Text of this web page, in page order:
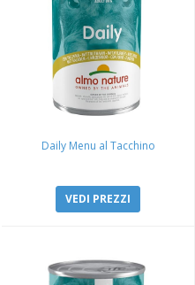
Daily Menu al Tacchino
VEDI PREZZI